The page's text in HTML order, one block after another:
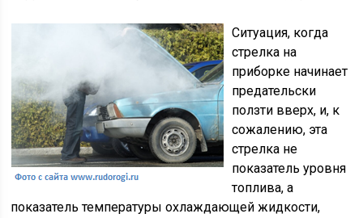
Ситуация, когда
стрелка на
приборке начинает
предательски
ползти вверх, и, к
сожалению, эта
стрелка не
показатель уровня
топлива, а
показатель температуры охлаждающей жидкости,